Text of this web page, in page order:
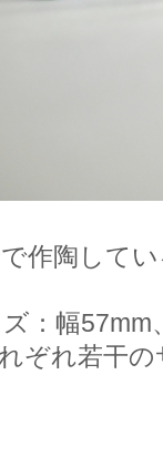
作陶して
：幅57mm
ぞれ若干の